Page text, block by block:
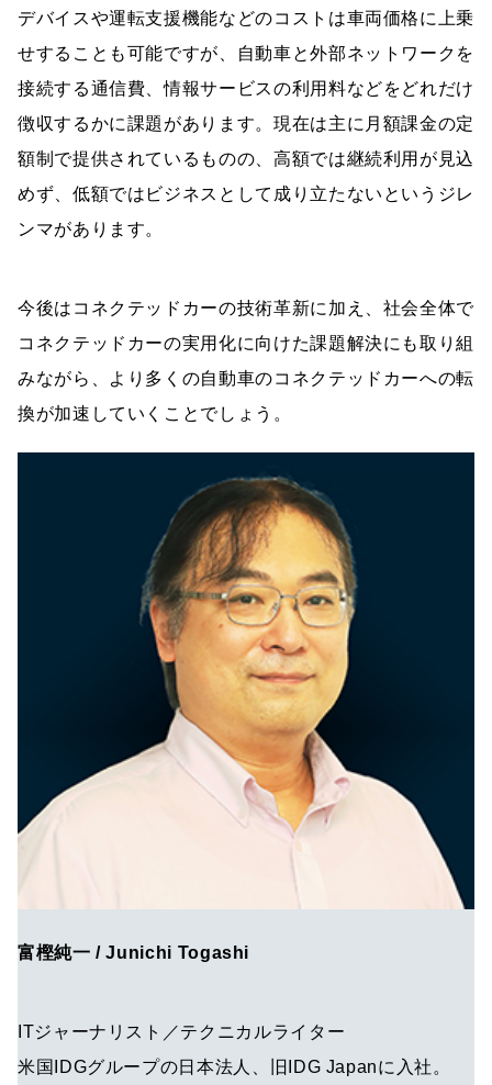
デバイスや運転支援機能などのコストは車両価格に上乗
せすることも可能ですが、自動車と外部ネットワークを
接続する通信費、情報サービスの利用料などをどれだけ
徴収するかに課題があります。現在は主に月額課金の定
額制で提供されているものの、高額では継続利用が見込
めず、低額ではビジネスとして成り立たないというジレ
ンマがあります。
今後はコネクテッドカーの技術革新に加え、社会全体で
コネクテッドカーの実用化に向けた課題解決にも取り組
みながら、より多くの自動車のコネクテッドカーへの転
換が加速していくことでしょう。
富樫純一 / Junichi Togashi
ITジャーナリスト／テクニカルライター
米国IDGグループの日本法人、旧IDG Japanに入社。